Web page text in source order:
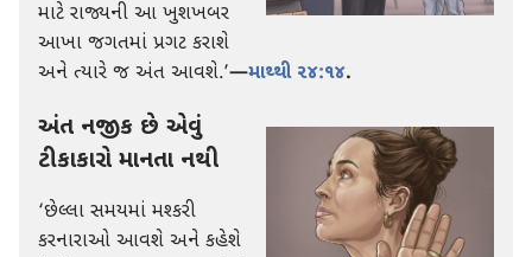
માટે રાજ્યની આ ખુશખબર
આખા જગતમાં પ્રગટ કરાશે
અને ત્યારે જ અંત આવશે.’—માથ્થી ૨૪:૧૪.
અંત નજીક છે એવું
ટીકાકારો માનતા નથી
‘છેલ્લા સમયમાં મશ્કરી
કરનારાઓ આવશે અને કહેશે